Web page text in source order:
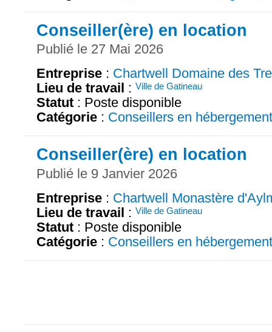
Conseiller(ère) en location
Publié le 27 Mai 2026
Entreprise : Chartwell Domaine des
Lieu de travail : Ville de Gatineau
Statut : Poste disponible
Catégorie : Conseillers en hébergement
Conseiller(ère) en location
Publié le 9 Janvier 2026
Entreprise : Chartwell Monastère
Lieu de travail : Ville de Gatineau
Statut : Poste disponible
Catégorie : Conseillers en hébergement